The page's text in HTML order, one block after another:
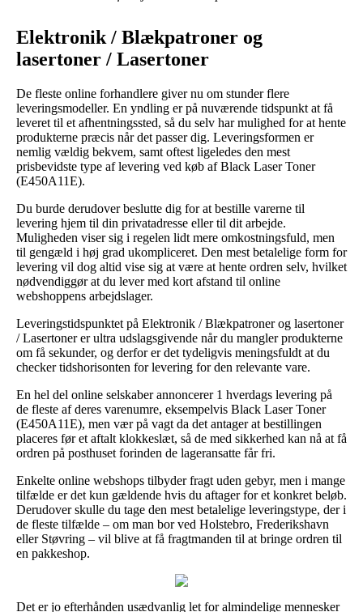
Elektronik / Blækpatroner og
lasertoner / Lasertoner
De fleste online forhandlere giver nu om stunder flere
leveringsmodeller. En yndling er på nuværende tidspunkt at få
leveret til et afhentningssted, så du selv har mulighed for at hente
produkterne præcis når det passer dig. Leveringsformen er
nemlig vældig bekvem, samt oftest ligeledes den mest
prisbevidste type af levering ved køb af Black Laser Toner
(E450A11E).
Du burde derudover beslutte dig for at bestille varerne til
levering hjem til din privatadresse eller til dit arbejde.
Muligheden viser sig i regelen lidt mere omkostningsfuld, men
til gengæld i høj grad ukompliceret. Den mest betalelige form for
levering vil dog altid vise sig at være at hente ordren selv, hvilket
nødvendiggør at du lever med kort afstand til online
webshoppens arbejdslager.
Leveringstidspunktet på Elektronik / Blækpatroner og lasertoner
/ Lasertoner er ultra udslagsgivende når du mangler produkterne
om få sekunder, og derfor er det tydeligvis meningsfuldt at du
checker tidshorisonten for levering for den relevante vare.
En hel del online selskaber annoncerer 1 hverdags levering på
de fleste af deres varenumre, eksempelvis Black Laser Toner
(E450A11E), men vær på vagt da det antager at bestillingen
placeres før et aftalt klokkeslæt, så de med sikkerhed kan nå at få
ordren på posthuset forinden de lageransatte får fri.
Enkelte online webshops tilbyder fragt uden gebyr, men i mange
tilfælde er det kun gældende hvis du aftager for et konkret beløb.
Derudover skulle du tage den mest betalelige leveringstype, der i
de fleste tilfælde – om man bor ved Holstebro, Frederikshavn
eller Støvring – vil blive at få fragtmanden til at bringe ordren til
en pakkeshop.
Det er jo efterhånden usædvanlig let for almindelige mennesker